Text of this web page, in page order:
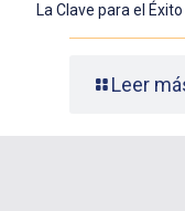
La Clave para el
Leer